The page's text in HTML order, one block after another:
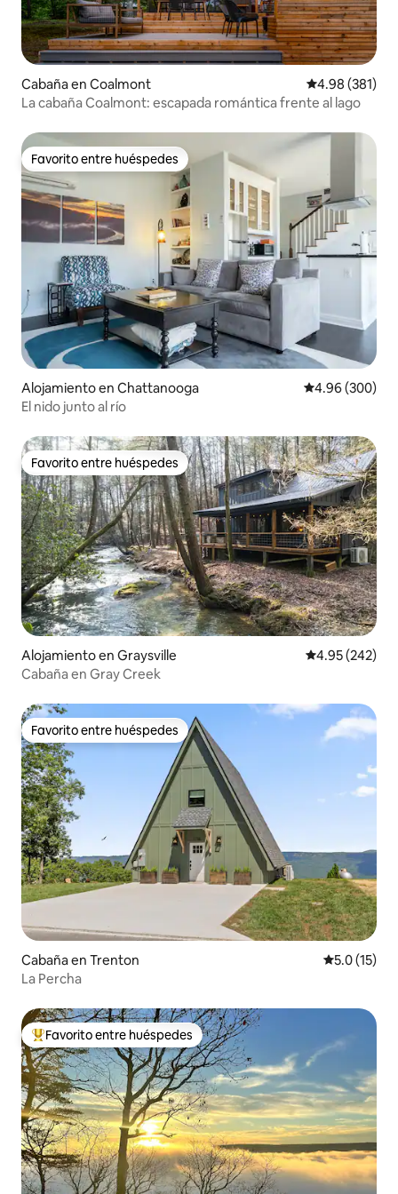
Cabaña en Coalmont Calificación
4.98 (381)
La cabaña Coalmont: escapada romántica frente al lago
Favorito entre huéspedes
Favorito entre huéspedes
Alojamiento en Chattanooga Calificación
4.96 (300)
El nido junto al río
Favorito entre huéspedes
Favorito entre huéspedes
Alojamiento en Graysville Calificación
4.95 (242)
Cabaña en Gray Creek
Favorito entre huéspedes
Favorito entre huéspedes
Cabaña en Trenton Calificación
5.0 (15)
La Percha
Favorito entre huéspedes preferido
Favorito entre huéspedes